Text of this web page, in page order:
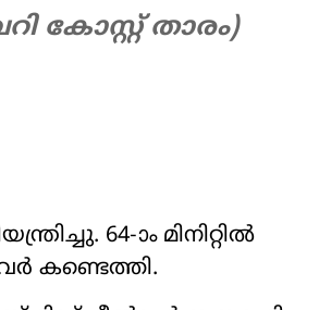
കോസ്റ്റ് താരം)
64-ാം മിനിറ്റിൽ
കണ്ടെത്തി.